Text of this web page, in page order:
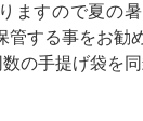
ますので夏の
管する事をお勧
の手提げ袋を同